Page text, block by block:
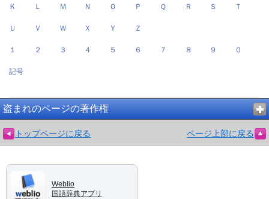
Ｋ Ｌ Ｍ Ｎ Ｏ Ｐ Ｑ Ｒ Ｓ Ｔ
Ｕ Ｖ Ｗ Ｘ Ｙ Ｚ
１ ２ ３ ４ ５ ６ ７ ８ ９ ０
記号
盗まれのページの著作権
トップページに戻る ページ上部に戻る
Weblio
国語辞典アプリ